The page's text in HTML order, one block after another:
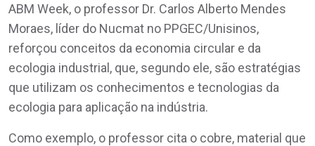
ABM Week, o professor Dr. Carlos Alberto Mendes
Moraes, líder do Nucmat no PPGEC/Unisinos,
reforçou conceitos da economia circular e da
ecologia industrial, que, segundo ele, são estratégias
que utilizam os conhecimentos e tecnologias da
ecologia para aplicação na indústria.
Como exemplo, o professor cita o cobre, material que